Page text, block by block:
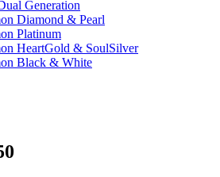
Generation
Diamond & Pearl
Platinum
HeartGold & SoulSilver
Black & White